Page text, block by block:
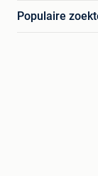
Populaire